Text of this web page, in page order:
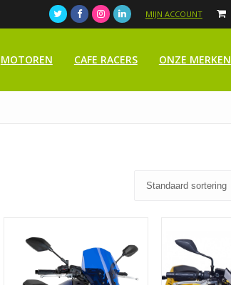
MIJN ACCOUNT
MOTOREN CAFE RACERS ONZE MERKEN